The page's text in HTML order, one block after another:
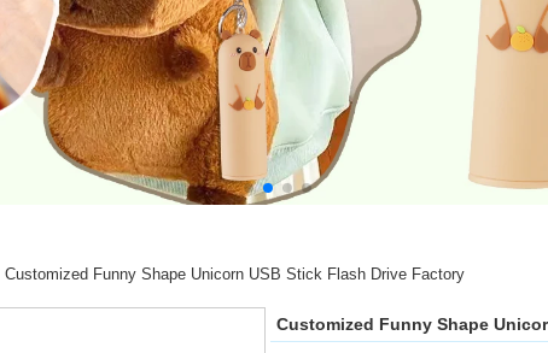
Customized Funny Shape Unicorn USB Stick Flash Drive Factory
Customized Funny Shape